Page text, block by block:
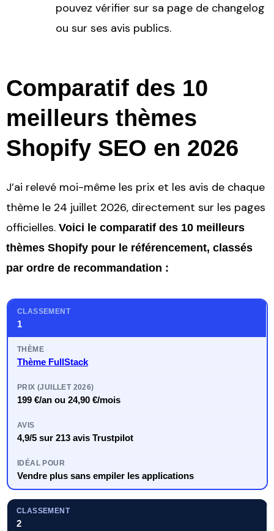
pouvez vérifier sur sa page de changelog
ou sur ses avis publics.
Comparatif des 10
meilleurs thèmes
Shopify SEO en 2026
J’ai relevé moi-même les prix et les avis de chaque
thème le 24 juillet 2026, directement sur les pages
officielles. Voici le comparatif des 10 meilleurs
thèmes Shopify pour le référencement, classés
par ordre de recommandation :
1
Thème FullStack
199 €/an ou 24,90 €/mois
4,9/5 sur 213 avis Trustpilot
Vendre plus sans empiler les applications
2